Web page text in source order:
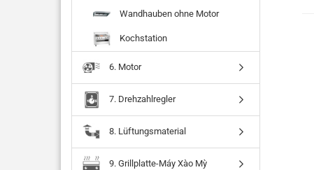
Wandhauben ohne Motor
Kochstation
6. Motor
7. Drehzahlregler
8. Lüftungsmaterial
9. Grillplatte-Máy Xào Mỳ